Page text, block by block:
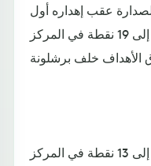
عقب إهداره أول
نقطتين هذا الموسم، رافعاً رصيده إلى 19 نقطة في المركز
من جانبه رفع أوساسونا رصيده إلى 13 نقطة في المركز